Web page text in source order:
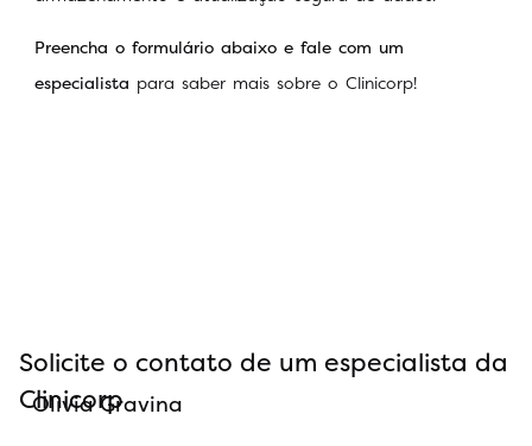
Preencha o formulário abaixo e fale com um
especialista para saber mais sobre o Clinicorp!
Solicite o contato de um especialista da
Clinicorp
Olivia Gravina